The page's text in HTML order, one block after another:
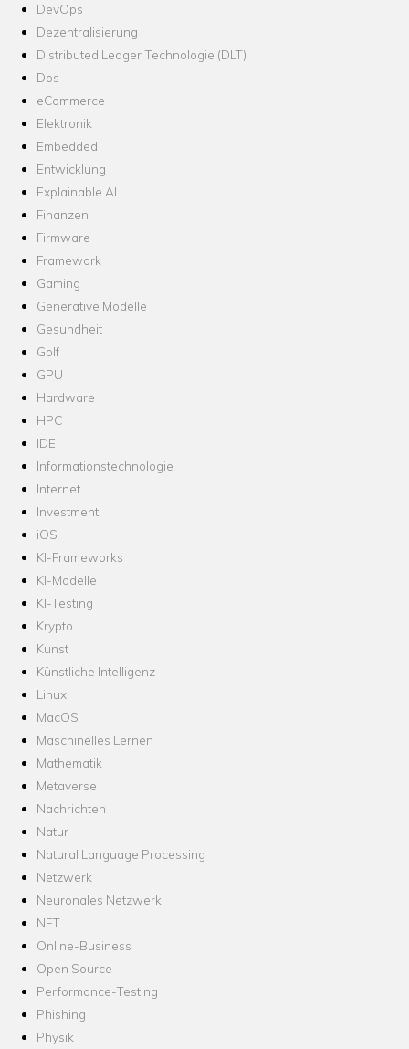
DevOps
Dezentralisierung
Distributed Ledger Technologie (DLT)
Dos
eCommerce
Elektronik
Embedded
Entwicklung
Explainable AI
Finanzen
Firmware
Framework
Gaming
Generative Modelle
Gesundheit
Golf
GPU
Hardware
HPC
IDE
Informationstechnologie
Internet
Investment
iOS
KI-Frameworks
KI-Modelle
KI-Testing
Krypto
Kunst
Künstliche Intelligenz
Linux
MacOS
Maschinelles Lernen
Mathematik
Metaverse
Nachrichten
Natur
Natural Language Processing
Netzwerk
Neuronales Netzwerk
NFT
Online-Business
Open Source
Performance-Testing
Phishing
Physik